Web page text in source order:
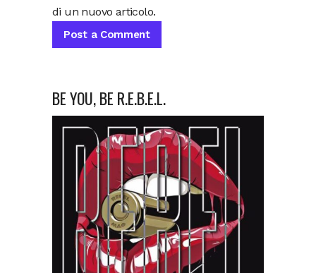
di un nuovo articolo.
BE YOU, BE R.E.B.E.L.